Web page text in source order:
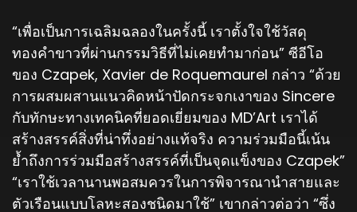
“เพื่อเป็นการเฉลิมฉลองในครั้งนี้ เราตั้งใจใช้วัสดุ
ทองคำขาวที่ผ่านกรรมวิธีที่ไม่เคยทำมาก่อน” ซีอีโอ
ของ Czapek, Xavier de Roquemaurel กล่าว “ด้วย
การผสมผสานแนวคิดหน้าปัดกระจกเงาของ Sincere
กับทักษะทางเทคนิคที่ยอดเยี่ยมของ MD’Art เราได้
สร้างสรรค์สิ่งที่น่าทึ่งอย่างแท้จริง ความร่วมมือนี้เน้น
ย้ำถึงการร่วมมือสร้างสรรค์ที่เป็นจุดแข็งของ Czapek”
“เราใช้เวลานานพอสมควรในการพิจารณานำสายและ
ตัวเรือนแบบโลหะสองชนิดมาใช้” เขากล่าวต่อว่า “ซึ่ง